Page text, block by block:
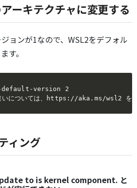
ーキテクチャに変更する
ョンが1なので、WSL2をデフォル
す。
default-version 2
いについては、https://aka.ms/wsl2 を参
ィング
to is kernel component. と